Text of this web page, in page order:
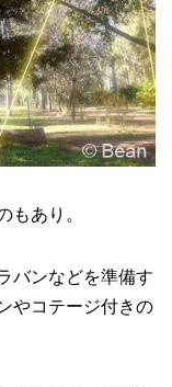
もあり。
バンなどを準備す
やコテージ付きの